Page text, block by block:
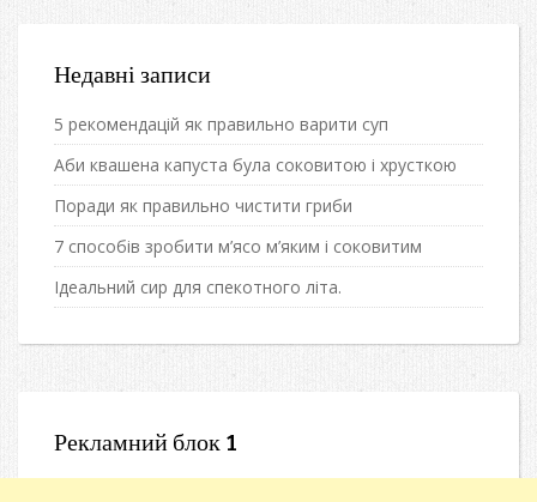
Недавні записи
5 рекомендацій як правильно варити суп
Аби квашена капуста була соковитою і хрусткою
Поради як правильно чистити гриби
7 способів зробити м’ясо м’яким і соковитим
Ідеальний сир для спекотного літа.
Рекламний блок 1